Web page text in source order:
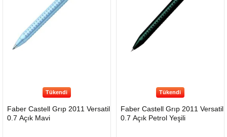
Çok Satılan Ürün 900 TL Üzeri Kargo Ücretsiz
Tükendi
Faber Castell Grıp 2011 Versatil
0.7 Açık Mavi
Tükendi
Faber Castell Grıp 2011 Versatil
0.7 Açık Petrol Yeşili